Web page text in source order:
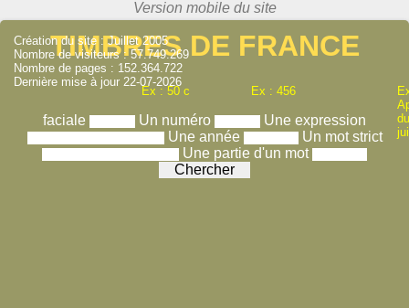
TIMBRES DE FRANCE
Ex : 50 c Ex : 456
faciale Un numéro
Une expression
Une année
Un mot strict
Une partie d'un mot
Création du site : Juillet 2005
Nombre de visiteurs : 57.749.269
Nombre de pages : 152.364.722
Dernière mise à jour 22-07-2026